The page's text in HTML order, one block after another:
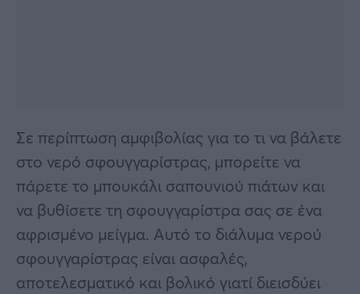
Σε περίπτωση αμφιβολίας για το τι να βάλετε
στο νερό σφουγγαρίστρας, μπορείτε να
πάρετε το μπουκάλι σαπουνιού πιάτων και
να βυθίσετε τη σφουγγαρίστρα σας σε ένα
αφρισμένο μείγμα. Αυτό το διάλυμα νερού
σφουγγαρίστρας είναι ασφαλές,
αποτελεσματικό και βολικό γιατί διεισδύει